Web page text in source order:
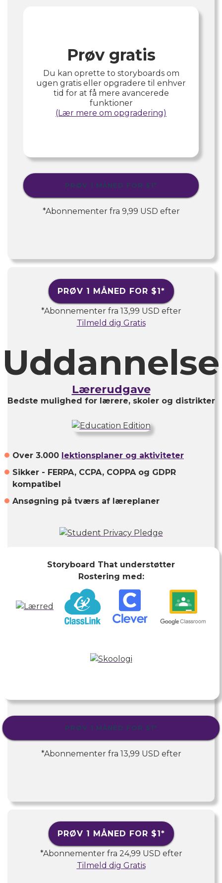
Prøv gratis
Du kan oprette to storyboards om
ugen gratis eller opgradere til enhver
tid for at få mere avancerede
funktioner
(Lær mere om opgradering)
PRØV 1 MÅNED FOR $1*
*Abonnementer fra 9,99 USD efter
PRØV 1 MÅNED FOR $1 *
*Abonnementer fra 13,99 USD efter
Tilmeld dig Gratis
Uddannelse
Lærerudgave
Bedste mulighed for lærere, skoler og distrikter
Over 3.000 lektionsplaner og aktiviteter
Sikker - FERPA, CCPA, COPPA og GDPR
kompatibel
Ansøgning på tværs af læreplaner
Storyboard That understøtter
Rostering med:
PRØV 1 MÅNED FOR $1*
*Abonnementer fra 13,99 USD efter
PRØV 1 MÅNED FOR $1 *
*Abonnementer fra 24,99 USD efter
Tilmeld dig Gratis